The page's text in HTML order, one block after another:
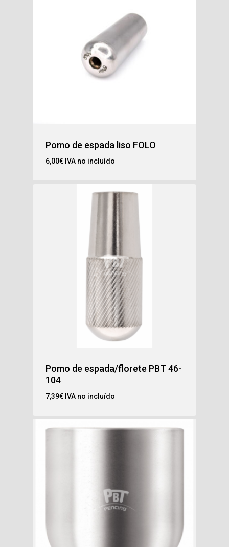
Pomo de espada liso FOLO
6,00€ IVA no incluído
Pomo de espada/florete PBT 46-
104
7,39€ IVA no incluído